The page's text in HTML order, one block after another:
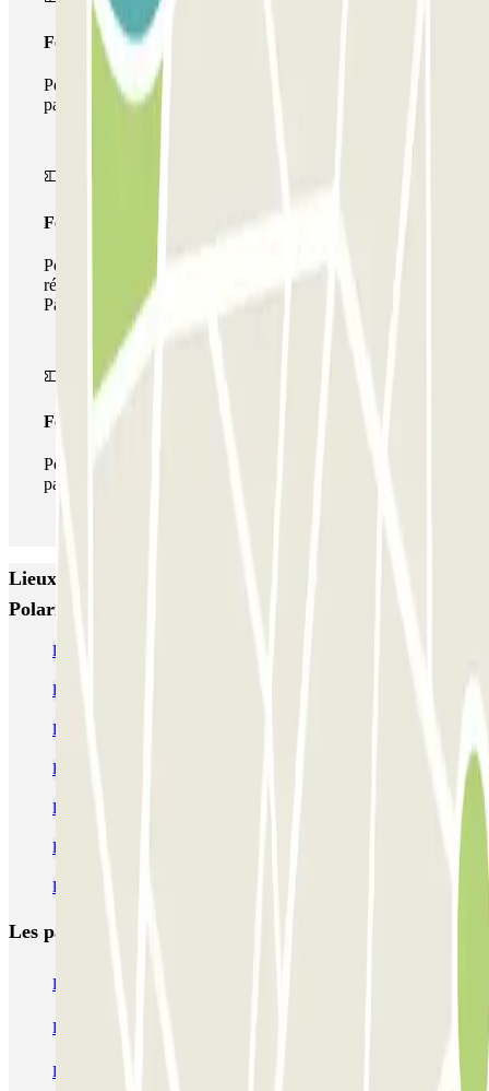
Forfait Simple
Pendant votre séjour, vous ne pourrez entrer et sortir du
parking qu'une seule fois
Forfait de stationnement multiple
Pendant votre séjour, vous pouvez utiliser l'ensemble du
réseau de parkings de cet opérateur disponible sur
Parclick.
Forfait illimité
Pendant votre séjour, vous pouvez entrer et sortir du
parking aussi souvent que vous le souhaitez.
Lieux et événements intéressants à proximité Parkbee
Polarisavenue
Parking aéroport Amsterdam-Schiphol (AMS) pas cher
Parking Amsterdam Zuid pas cher
Parking Amsterdam Vondelpark pas cher
Parking Amsterdam RAI pas cher
Parking Sloterdijk pas cher
Parking Musée Van Gogh pas cher
Parking Amsterdam de Pijp pas cher
Les parkings les
Parking Paris
Parking Charles de Gaulle - Roissy Aeroport
Parking Aéroport Roland Garros La Réunion P4 Longue Durée